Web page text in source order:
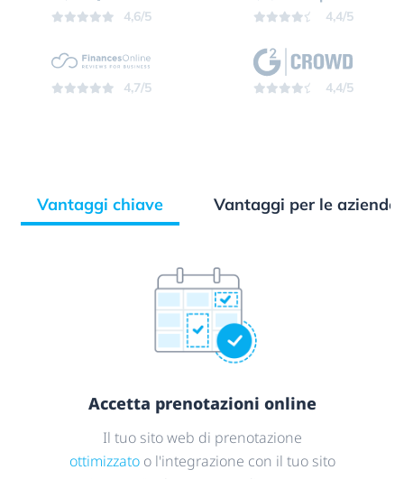
4,6/5 4,4/5
4,7/5 4,4/5
Vantaggi chiave Vantaggi per le aziende
Accetta prenotazioni online
Il tuo sito web di prenotazione
ottimizzatoo l'integrazione con il tuo sito